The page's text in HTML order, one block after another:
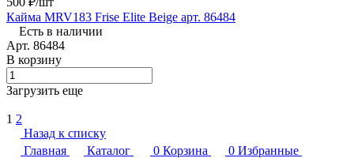
Кайма MRV183 Frise Elite Beige арт. 86484
Есть в наличии
Арт. 86484
В корзину
Загрузить еще
1 2
Назад к списку
Главная
Каталог 0 Корзина 0 Избранные